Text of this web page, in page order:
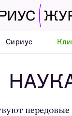
Сириус